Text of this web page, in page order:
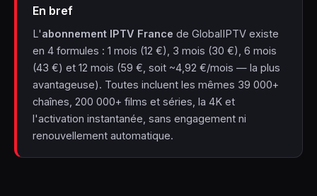
En bref
L'abonnement IPTV France de GlobalIPTV existe
en 4 formules : 1 mois (12 €), 3 mois (30 €), 6 mois
(43 €) et 12 mois (59 €, soit ~4,92 €/mois — la plus
avantageuse). Toutes incluent les mêmes 39 000+
chaînes, 200 000+ films et séries, la 4K et
l'activation instantanée, sans engagement ni
renouvellement automatique.